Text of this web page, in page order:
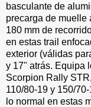
basculante de
precarga de muelle
180 mm de
en estas trail
exterior (válidas
y 17" atrás. Equipa
Scorpion Rally
110/80-19 y 150/
lo normal en estas